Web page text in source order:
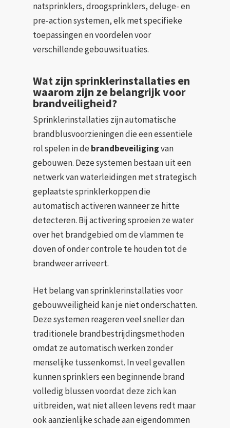
natsprinklers, droogsprinklers, deluge- en
pre-action systemen, elk met specifieke
toepassingen en voordelen voor
verschillende gebouwsituaties.
Wat zijn sprinklerinstallaties en
waarom zijn ze belangrijk voor
brandveiligheid?
Sprinklerinstallaties zijn automatische
brandblusvoorzieningen die een essentiële
rol spelen in debrandbeveiligingvan
gebouwen. Deze systemen bestaan uit een
netwerk van waterleidingen met strategisch
geplaatste sprinklerkoppen die
automatisch activeren wanneer ze hitte
detecteren. Bij activering sproeien ze water
over het brandgebied om de vlammen te
doven of onder controle te houden tot de
brandweer arriveert.
Het belang van sprinklerinstallaties voor
gebouwveiligheid kan je niet onderschatten.
Deze systemen reageren veel sneller dan
traditionele brandbestrijdingsmethoden
omdat ze automatisch werken zonder
menselijke tussenkomst. In veel gevallen
kunnen sprinklers een beginnende brand
volledig blussen voordat deze zich kan
uitbreiden, wat niet alleen levens redt maar
ook aanzienlijke schade aan eigendommen